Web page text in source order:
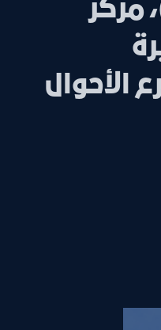
مركز
الأحوال